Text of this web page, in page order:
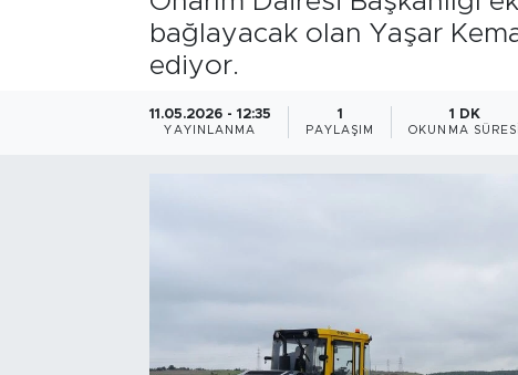
bağlayacak olan Yaşar
ediyor.
11.05.2026 - 12:35
YAYINLANMA
1
PAYLAŞIM
1 DK
OKUNMA SÜRESI